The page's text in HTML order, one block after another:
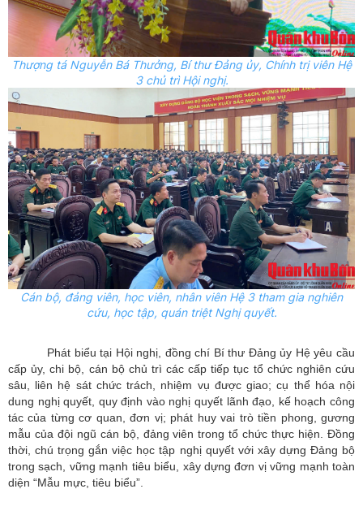
Thượng tá Nguyễn Bá Thưởng, Bí thư Đảng ủy, Chính trị viên Hệ
3 chủ trì Hội nghị.
Cán bộ, đảng viên, học viên, nhân viên Hệ 3 tham gia nghiên
cứu, học tập, quán triệt Nghị quyết.
Phát biểu tại Hội nghị, đồng chí Bí thư Đảng ủy Hệ yêu cầu
cấp ủy, chi bộ, cán bộ chủ trì các cấp tiếp tục tổ chức nghiên cứu
sâu, liên hệ sát chức trách, nhiệm vụ được giao; cụ thể hóa nội
dung nghị quyết, quy định vào nghị quyết lãnh đạo, kế hoạch công
tác của từng cơ quan, đơn vị; phát huy vai trò tiền phong, gương
mẫu của đội ngũ cán bộ, đảng viên trong tổ chức thực hiện. Đồng
thời, chú trọng gắn việc học tập nghị quyết với xây dựng Đảng bộ
trong sạch, vững mạnh tiêu biểu, xây dựng đơn vị vững mạnh toàn
diện “Mẫu mực, tiêu biểu”.